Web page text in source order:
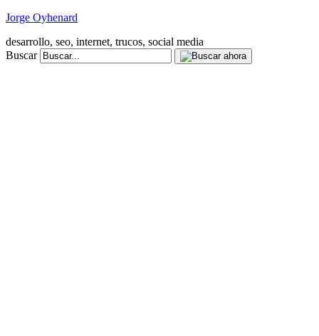
Jorge Oyhenard
desarrollo, seo, internet, trucos, social media
Buscar